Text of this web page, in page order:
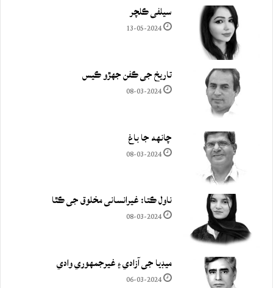
سيلفي ڪلچر
13-05-2024
تاريخ جي ڪفن جھڙو ڪيس
08-03-2024
چانهه جا باغ
08-03-2024
ناول ڪتا: غيرانساني مخلوق جي ڪٿا
08-03-2024
ميڊيا جي آزادي ۽ غيرجمھوري وادي
06-03-2024